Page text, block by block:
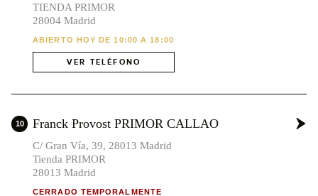
x10
TIENDA PRIMOR
28004 Madrid
ABIERTO HOY DE 10:00 A 18:00
VER TELÉFONO
10 Franck Provost PRIMOR CALLAO
C/ Gran Vía, 39, 28013 Madrid
Tienda PRIMOR
28013 Madrid
CERRADO TEMPORALMENTE